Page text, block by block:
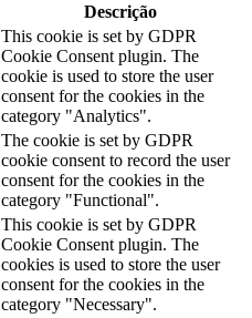
Descrição
This cookie is set by GDPR
Cookie Consent plugin. The
cookie is used to store the user
consent for the cookies in the
category "Analytics".
The cookie is set by GDPR
cookie consent to record the user
consent for the cookies in the
category "Functional".
This cookie is set by GDPR
Cookie Consent plugin. The
cookies is used to store the user
consent for the cookies in the
category "Necessary".